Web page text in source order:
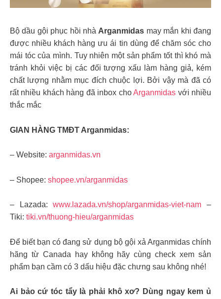
Bộ dầu gội phục hồi nhà Arganmidas may mắn khi đang
được nhiều khách hàng ưu ái tin dùng để chăm sóc cho
mái tóc của mình. Tuy nhiên một sản phẩm tốt thì khó mà
tránh khỏi việc bị các đối tượng xấu làm hàng giả, kém
chất lượng nhằm mục đích chuộc lợi. Bởi vậy mà đã có
rất nhiều khách hàng đã inbox choArganmidas với nhiều
thắc mắc
GIAN HÀNG TMĐT Arganmidas:
– Website: arganmidas.vn
– Shopee: shopee.vn/arganmidas
– Lazada:www.lazada.vn/shop/arganmidas-viet-nam –
Tiki: tiki.vn/thuong-hieu/arganmidas
Để biết bạn có đang sử dụng bộ gội xả Arganmidas chính
hãng từ Canada hay không hãy cùng check xem sản
phẩm bạn cầm có 3 dấu hiệu đặc chưng sau không nhé!
Ai bảo cứ tóc tẩy là phải khô xơ? Dùng ngay kem ủ